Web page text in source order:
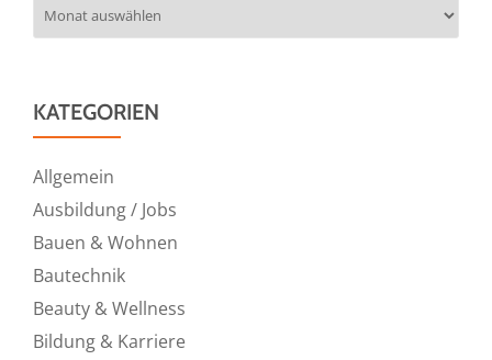
KATEGORIEN
Allgemein
Ausbildung / Jobs
Bauen & Wohnen
Bautechnik
Beauty & Wellness
Bildung & Karriere